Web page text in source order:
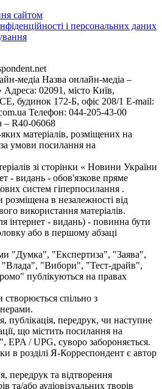
сайтом
і персональних даних
медіа Назва онлайн-медіа –
02091, місто Київ,
172-Б, офіс 208/1 E-mail:
Телефон: 044-205-43-00
– R40-06068
матеріалів, розміщених на
за умови посилання на
зі сторінки « Новини України
- видань - обов'язкове пряме
систем гіперпосилання .
в незалежності від
використання матеріалів.
інтернет - видань) - повинна бути
або в першому абзаці
"Думка", "Експертиза", "Заява",
"Влада", "Вибори", "Тест-драйв",
публікуються на правах
спільно з
публікація, передрук, чи наступне
що містить посилання на
EPA / UPG, суворо забороняється.
в розділі Я-Корреспондент є автор
передрук та відтворення
та/або аудіовізуальних творів